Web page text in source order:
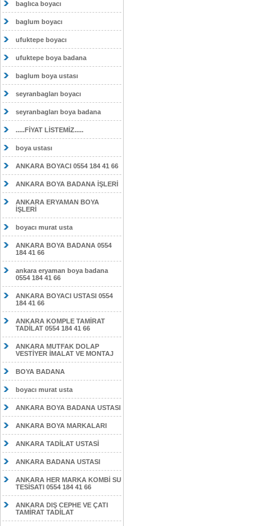
baglıca boyacı
baglum boyacı
ufuktepe boyacı
ufuktepe boya badana
baglum boya ustası
seyranbagları boyacı
seyranbagları boya badana
.....FİYAT LİSTEMİZ.....
boya ustası
ANKARA BOYACI 0554 184 41 66
ANKARA BOYA BADANA İŞLERİ
ANKARA ERYAMAN BOYA
İŞLERİ
boyacı murat usta
ANKARA BOYA BADANA 0554
184 41 66
ankara eryaman boya badana
0554 184 41 66
ANKARA BOYACI USTASI 0554
184 41 66
ANKARA KOMPLE TAMİRAT
TADİLAT 0554 184 41 66
ANKARA MUTFAK DOLAP
VESTİYER İMALAT VE MONTAJ
BOYA BADANA
boyacı murat usta
ANKARA BOYA BADANA USTASI
ANKARA BOYA MARKALARI
ANKARA TADİLAT USTASİ
ANKARA BADANA USTASI
ANKARA HER MARKA KOMBİ SU
TESİSATI 0554 184 41 66
ANKARA DIŞ CEPHE VE ÇATI
TAMİRAT TADİLAT